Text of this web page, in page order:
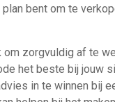
plan bent om te
om zorgvuldig af te
het beste bij jouw
in te winnen bij